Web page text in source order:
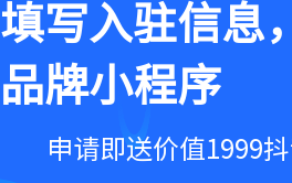
填写入驻信息
品牌小程序
申请即送价值1999